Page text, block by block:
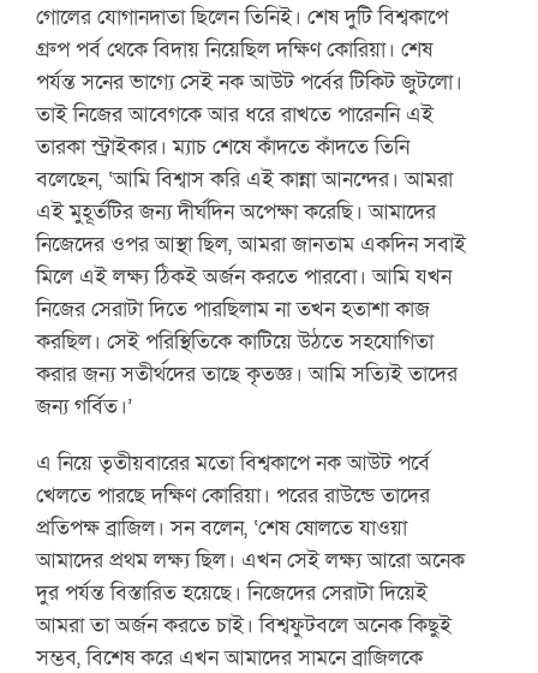
গোলের যোগানদাতা ছিলেন তিনিই। শেষ দুটি বিশ্বকাপে
গ্রুপ পর্ব থেকে বিদায় নিয়েছিল দক্ষিণ কোরিয়া। শেষ
পর্যন্ত সনের ভাগ্যে সেই নক আউট পর্বের টিকিট জুটলো।
তাই নিজের আবেগকে আর ধরে রাখতে পারেননি এই
তারকা স্ট্রাইকার। ম্যাচ শেষে কাঁদতে কাঁদতে তিনি
বলেছেন, ‘আমি বিশ্বাস করি এই কান্না আনন্দের। আমরা
এই মুহূর্তটির জন্য দীর্ঘদিন অপেক্ষা করেছি। আমাদের
নিজেদের ওপর আস্থা ছিল, আমরা জানতাম একদিন সবাই
মিলে এই লক্ষ্য ঠিকই অর্জন করতে পারবো। আমি যখন
নিজের সেরাটা দিতে পারছিলাম না তখন হতাশা কাজ
করছিল। সেই পরিস্থিতিকে কাটিয়ে উঠতে সহযোগিতা
করার জন্য সতীর্থদের তাছে কৃতজ্ঞ। আমি সত্যিই তাদের
জন্য গর্বিত।’
এ নিয়ে তৃতীয়বারের মতো বিশ্বকাপে নক আউট পর্বে
খেলতে পারছে দক্ষিণ কোরিয়া। পরের রাউন্ডে তাদের
প্রতিপক্ষ ব্রাজিল। সন বলেন, ‘শেষ ষোলতে যাওয়া
আমাদের প্রথম লক্ষ্য ছিল। এখন সেই লক্ষ্য আরো অনেক
দুর পর্যন্ত বিস্তারিত হয়েছে। নিজেদের সেরাটা দিয়েই
আমরা তা অর্জন করতে চাই। বিশ্বফুটবলে অনেক কিছুই
সম্ভব, বিশেষ করে এখন আমাদের সামনে ব্রাজিলকে